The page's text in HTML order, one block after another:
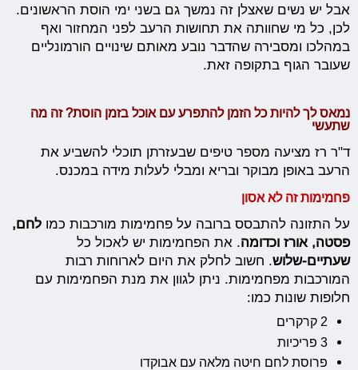
אבל יש נשים שאצלן זה נמשך גם בשני ימי הוסת הראשונים.
לכן, כל מי שחוותה את תחושות הרעב לפני המחזור ואף
במהלכו ומסבירה שהדבר נובע מאותם שינויים הורמונליים
שעובר הגוף בתקופה זאת.
נמאס לך להיות כל הזמן להתפרע עם אוכל בזמן הוסת? זה מה
שתעשי
ד"ר רז מציעה מספר טיפים שבעזרתן תוכלי להשביע את
הרעב באופן מבוקר ובריא ומבלי לעלות מידה במכנס.
פחמימות זה לא אסון
על התזונה להתבסס ברובה על פחמימות מורכבות כמולחם,
פסטה, אורז וכדומה. את הפחמימות יש לאכול כל
שעתיים-שלוש. חשוב לחלק את היום לארוחות רבות
המורכבות מפחמימות. ניתן לגוון את מנת הפחמימות עם
חלופות שונות כמו:
2 קרקרים
3 פריכיות
פרוסת לחם חיטה מלאה עם אבוקדו